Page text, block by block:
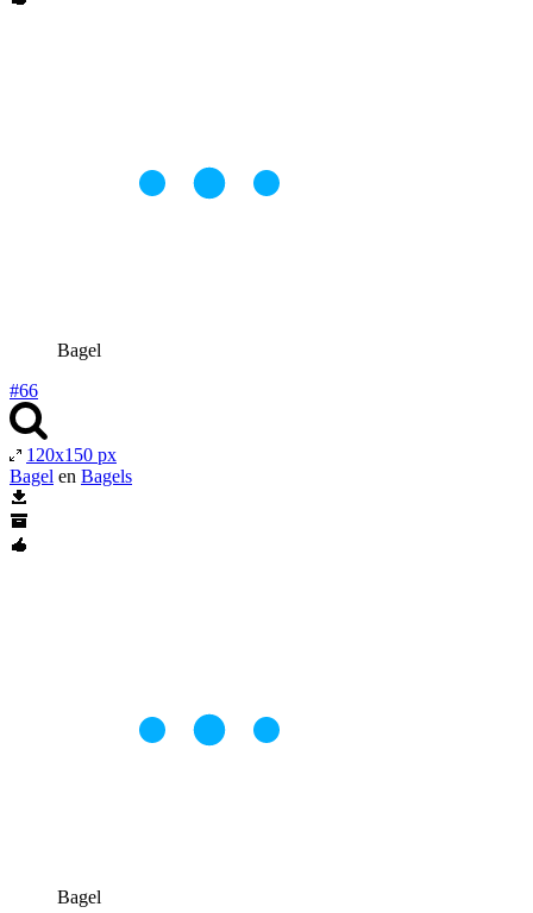
Bagel
#66
120x150 px
Bagel en Bagels
Bagel